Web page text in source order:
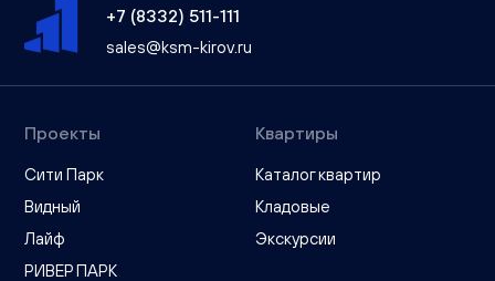
+7 (8332) 511-111
sales@ksm-kirov.ru
Проекты
Сити Парк
Видный
Лайф
РИВЕР ПАРК
Квартиры
Каталог квартир
Кладовые
Экскурсии